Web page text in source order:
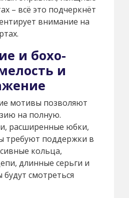
– всё это подчеркнёт
внимание на
и бохо-
и
мотивы позволяют
на полную.
расширенные юбки,
требуют поддержки в
кольца,
длинные серьги и
смотреться